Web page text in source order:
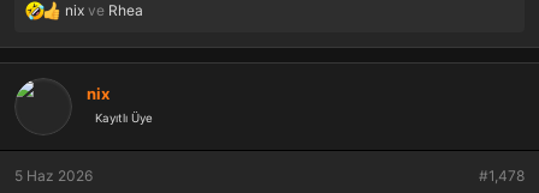
T
p
k
l
e
r
nix ve Rhea
nix
Kayıtlı Üye
5 Haz 2026 #1,478